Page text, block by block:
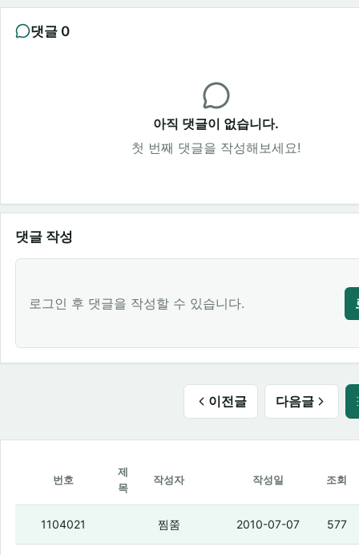
댓글 0
아직 댓글이 없습니다.
첫 번째 댓글을 작성해보세요!
댓글 작성
로그인 후 댓글을 작성할 수 있습니다.
이전글 다음글
번호
제
목
작성자 작성일 조회
1104021 [힙플쇼]Dynamic Duo Part.2
찜쭘 2010-07-07 577